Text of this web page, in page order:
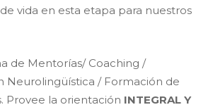
vida en esta etapa para nuestros
de Mentorías/ Coaching /
Neurolingüística / Formación de
Provee la orientación INTEGRAL Y